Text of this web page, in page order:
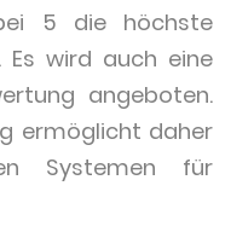
5 die höchste
Es wird auch eine
angeboten.
ermöglicht daher
Systemen für